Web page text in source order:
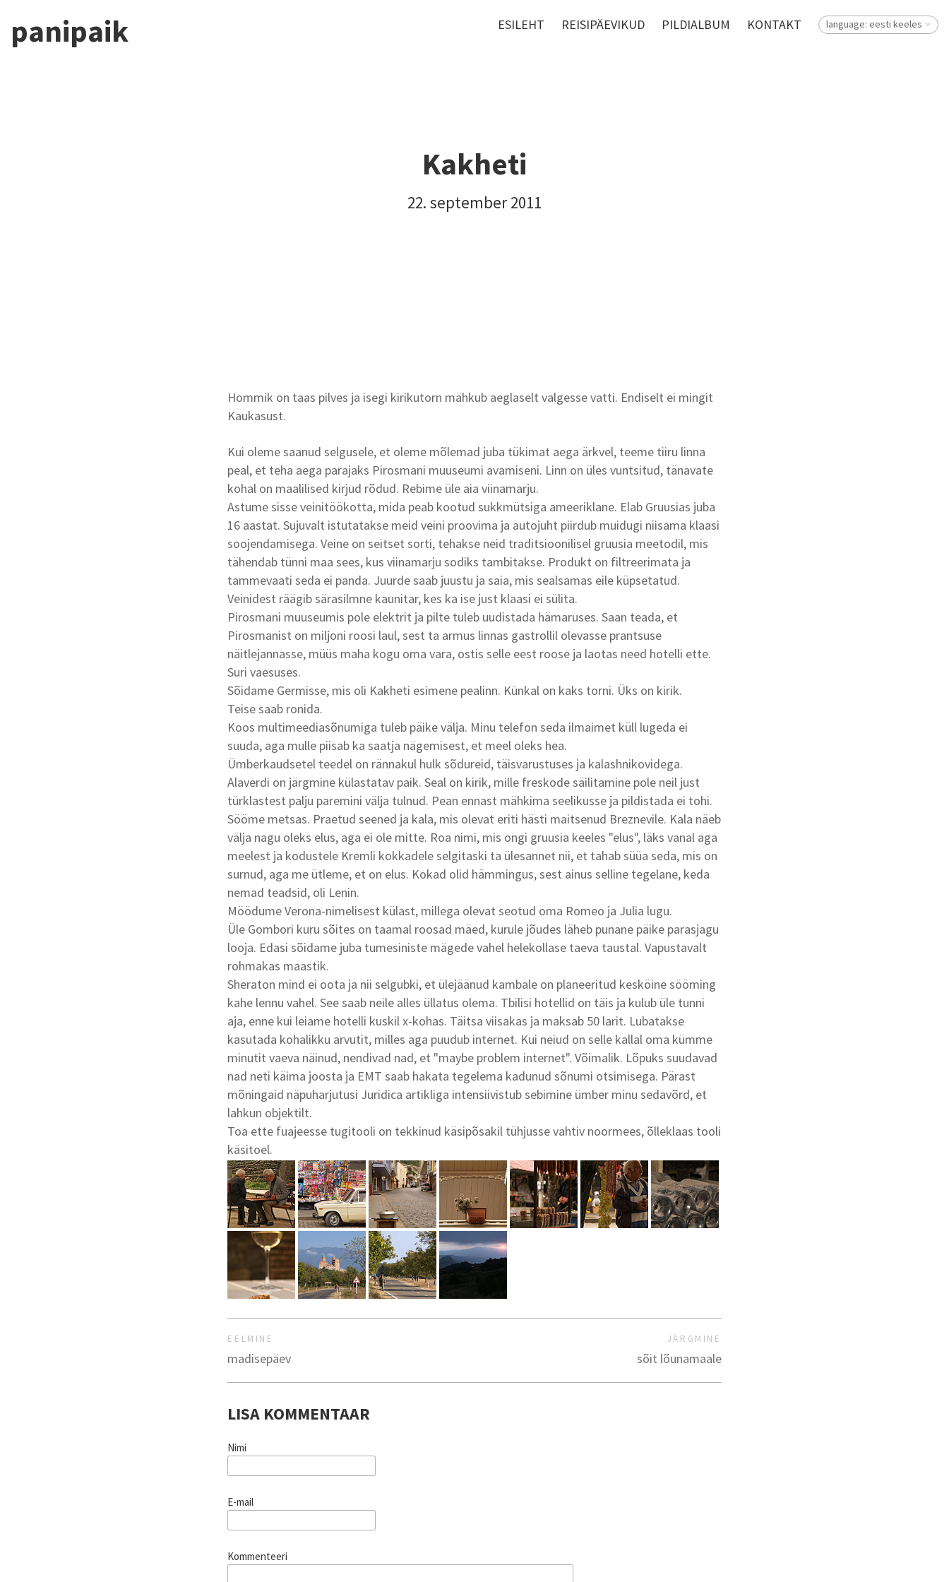
panipaik ESILEHT REISIPÄEVIKUD PILDIALBUM KONTAKT language: eesti keeles
Kakheti
22. september 2011
Hommik on taas pilves ja isegi kirikutorn mähkub aeglaselt valgesse vatti. Endiselt ei mingit
Kaukasust.
Kui oleme saanud selgusele, et oleme mõlemad juba tükimat aega ärkvel, teeme tiiru linna
peal, et teha aega parajaks Pirosmani muuseumi avamiseni. Linn on üles vuntsitud, tänavate
kohal on maalilised kirjud rõdud. Rebime üle aia viinamarju.
Astume sisse veinitöökotta, mida peab kootud sukkmütsiga ameeriklane. Elab Gruusias juba
16 aastat. Sujuvalt istutatakse meid veini proovima ja autojuht piirdub muidugi niisama klaasi
soojendamisega. Veine on seitset sorti, tehakse neid traditsioonilisel gruusia meetodil, mis
tähendab tünni maa sees, kus viinamarju sodiks tambitakse. Produkt on filtreerimata ja
tammevaati seda ei panda. Juurde saab juustu ja saia, mis sealsamas eile küpsetatud.
Veinidest räägib särasilmne kaunitar, kes ka ise just klaasi ei sülita.
Pirosmani muuseumis pole elektrit ja pilte tuleb uudistada hämaruses. Saan teada, et
Pirosmanist on miljoni roosi laul, sest ta armus linnas gastrollil olevasse prantsuse
näitlejannasse, müüs maha kogu oma vara, ostis selle eest roose ja laotas need hotelli ette.
Suri vaesuses.
Sõidame Germisse, mis oli Kakheti esimene pealinn. Künkal on kaks torni. Üks on kirik.
Teise saab ronida.
Koos multimeediasõnumiga tuleb päike välja. Minu telefon seda ilmaimet küll lugeda ei
suuda, aga mulle piisab ka saatja nägemisest, et meel oleks hea.
Ümberkaudsetel teedel on rännakul hulk sõdureid, täisvarustuses ja kalashnikovidega.
Alaverdi on järgmine külastatav paik. Seal on kirik, mille freskode säilitamine pole neil just
türklastest palju paremini välja tulnud. Pean ennast mähkima seelikusse ja pildistada ei tohi.
Sööme metsas. Praetud seened ja kala, mis olevat eriti hästi maitsenud Breznevile. Kala näeb
välja nagu oleks elus, aga ei ole mitte. Roa nimi, mis ongi gruusia keeles "elus", läks vanal aga
meelest ja kodustele Kremli kokkadele selgitaski ta ülesannet nii, et tahab süüa seda, mis on
surnud, aga me ütleme, et on elus. Kokad olid hämmingus, sest ainus selline tegelane, keda
nemad teadsid, oli Lenin.
Möödume Verona-nimelisest külast, millega olevat seotud oma Romeo ja Julia lugu.
Üle Gombori kuru sõites on taamal roosad mäed, kurule jõudes läheb punane päike parasjagu
looja. Edasi sõidame juba tumesiniste mägede vahel helekollase taeva taustal. Vapustavalt
rohmakas maastik.
Sheraton mind ei oota ja nii selgubki, et ülejäänud kambale on planeeritud kesköine sööming
kahe lennu vahel. See saab neile alles üllatus olema. Tbilisi hotellid on täis ja kulub üle tunni
aja, enne kui leiame hotelli kuskil x-kohas. Täitsa viisakas ja maksab 50 larit. Lubatakse
kasutada kohalikku arvutit, milles aga puudub internet. Kui neiud on selle kallal oma kümme
minutit vaeva näinud, nendivad nad, et "maybe problem internet". Võimalik. Lõpuks suudavad
nad neti käima joosta ja EMT saab hakata tegelema kadunud sõnumi otsimisega. Pärast
mõningaid näpuharjutusi Juridica artikliga intensiivistub sebimine ümber minu sedavõrd, et
lahkun objektilt.
Toa ette fuajeesse tugitooli on tekkinud käsipõsakil tühjusse vahtiv noormees, õlleklaas tooli
käsitoel.
EELMINE
madisepäev
JÄRGMINE
sõit lõunamaale
LISA KOMMENTAAR
Nimi
E-mail
Kommenteeri